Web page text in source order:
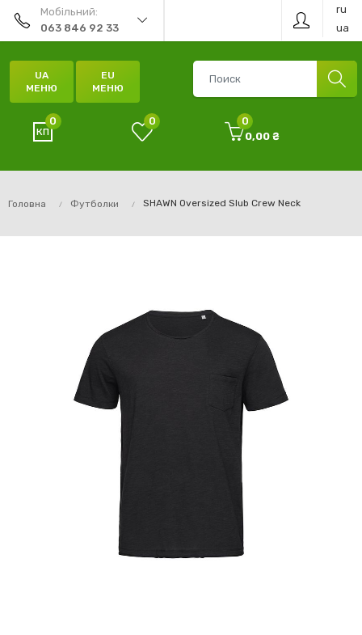
Мобільний:
063 846 92 33
ru
ua
UA
МЕНЮ
EU
МЕНЮ
0 0
0
0,00 ₴
Головна Футболки SHAWN Oversized Slub Crew Neck